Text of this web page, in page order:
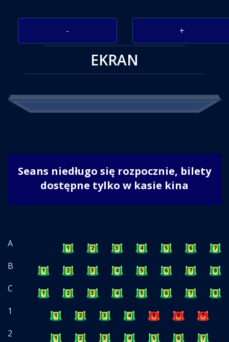
- +
EKRAN
Seans niedługo się rozpocznie, bilety
dostępne tylko w kasie kina
A 1 2 3 4 5 6 7
B 1 2 3 4 5 6 7 8
C 1 2 3 4 5 6 7 8
1 1 2 3 4 5 6 7
2 1 2 3 4 5 6 7